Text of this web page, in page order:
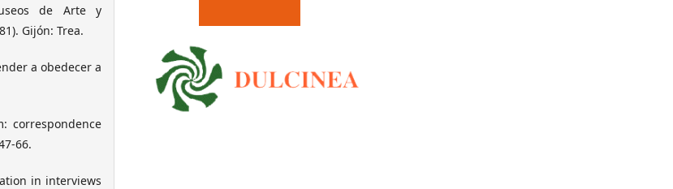
de Arte y
Gijón: Trea.
a obedecer a
correspondence
66.
in interviews